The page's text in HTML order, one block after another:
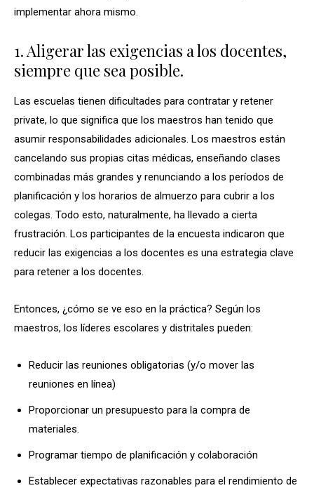
implementar ahora mismo.
1. Aligerar las exigencias a los docentes,
siempre que sea posible.
Las escuelas tienen dificultades para contratar y retener
private, lo que significa que los maestros han tenido que
asumir responsabilidades adicionales. Los maestros están
cancelando sus propias citas médicas, enseñando clases
combinadas más grandes y renunciando a los períodos de
planificación y los horarios de almuerzo para cubrir a los
colegas. Todo esto, naturalmente, ha llevado a cierta
frustración. Los participantes de la encuesta indicaron que
reducir las exigencias a los docentes es una estrategia clave
para retener a los docentes.
Entonces, ¿cómo se ve eso en la práctica? Según los
maestros, los líderes escolares y distritales pueden:
Reducir las reuniones obligatorias (y/o mover las
reuniones en línea)
Proporcionar un presupuesto para la compra de
materiales.
Programar tiempo de planificación y colaboración
Establecer expectativas razonables para el rendimiento de